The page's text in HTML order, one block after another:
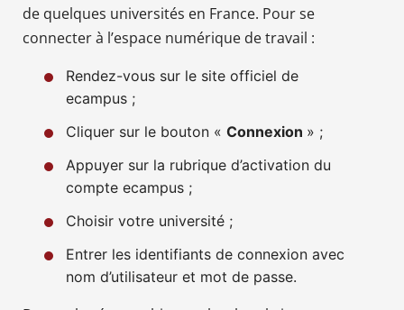
de quelques universités en France. Pour se
connecter à l’espace numérique de travail :
Rendez-vous sur le site officiel de
ecampus ;
Cliquer sur le bouton « Connexion » ;
Appuyer sur la rubrique d’activation du
compte ecampus ;
Choisir votre université ;
Entrer les identifiants de connexion avec
nom d’utilisateur et mot de passe.